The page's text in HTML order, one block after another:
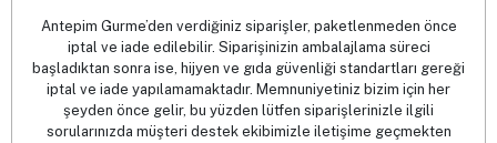
Antepim Gurme’den verdiğiniz siparişler, paketlenmeden önce
iptal ve iade edilebilir. Siparişinizin ambalajlama süreci
başladıktan sonra ise, hijyen ve gıda güvenliği standartları gereği
iptal ve iade yapılamamaktadır. Memnuniyetiniz bizim için her
şeyden önce gelir, bu yüzden lütfen siparişlerinizle ilgili
sorularınızda müşteri destek ekibimizle iletişime geçmekten